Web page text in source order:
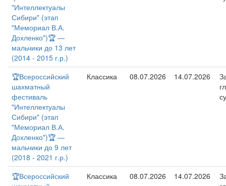
"Интеллектуалы
Сибири" (этап
"Мемориал В.А.
Дохленко")🏆 —
мальчики до 13 лет
(2014 - 2015 г.р.)
🏆Всероссийский
шахматный
фестиваль
"Интеллектуалы
Сибири" (этап
"Мемориал В.А.
Дохленко")🏆 —
мальчики до 9 лет
(2018 - 2021 г.р.)
Классика 08.07.2026 14.07.2026
🏆Всероссийский
Классика 08.07.2026 14.07.2026